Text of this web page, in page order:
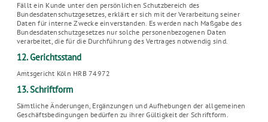
Fällt ein Kunde unter den persönlichen Schutzbereich des
Bundesdatenschutzgesetzes, erklärt er sich mit der Verarbeitung seiner
Daten für interne Zwecke einverstanden. Es werden nach Maßgabe des
Bundesdatenschutzgesetzes nur solche personenbezogenen Daten
verarbeitet, die für die Durchführung des Vertrages notwendig sind.
12. Gerichtsstand
Amtsgericht Köln HRB 74972
13. Schriftform
Sämtliche Änderungen, Ergänzungen und Aufhebungen der allgemeinen
Geschäftsbedingungen bedürfen zu ihrer Gültigkeit der Schriftform.